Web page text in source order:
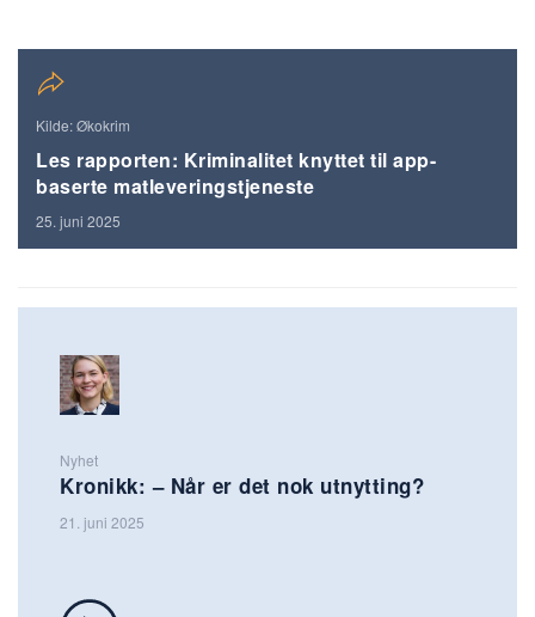
Kilde: Økokrim
Les rapporten: Kriminalitet knyttet til app-
baserte matleveringstjeneste
25. juni 2025
Nyhet
Kronikk: – Når er det nok utnytting?
21. juni 2025